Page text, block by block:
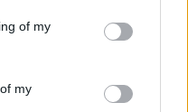
of my
my